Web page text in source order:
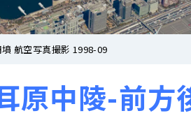
航空写真撮影 1998-09
原中陵-前方